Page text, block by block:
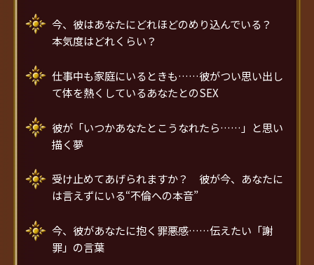
今、彼はあなたにどれほどのめり込んでいる？
本気度はどれくらい？
仕事中も家庭にいるときも……彼がつい思い出し
て体を熱くしているあなたとのSEX
彼が「いつかあなたとこうなれたら……」と思い
描く夢
受け止めてあげられますか？ 彼が今、あなたに
は言えずにいる“不倫への本音”
今、彼があなたに抱く罪悪感……伝えたい「謝
罪」の言葉